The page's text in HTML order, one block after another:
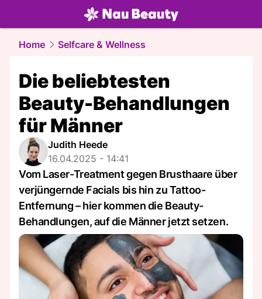
beauty.NAU.ch
Home Selfcare & Wellness
Die beliebtesten
Beauty-Behandlungen
für Männer
Judith Heede
16.04.2025 - 14:41
Vom Laser-Treatment gegen Brusthaare über
verjüngernde Facials bis hin zu Tattoo-
Entfernung – hier kommen die Beauty-
Behandlungen, auf die Männer jetzt setzen.